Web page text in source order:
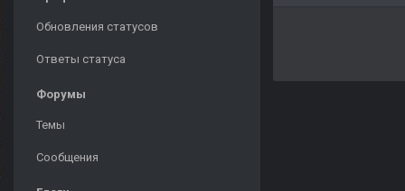
Обновления статусов
Ответы статуса
Форумы
Темы
Сообщения